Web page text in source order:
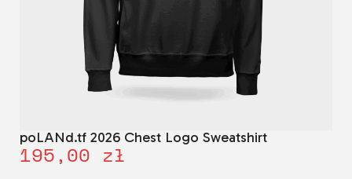
poLANd.tf 2026 Chest Logo Sweatshirt
195,00 zł